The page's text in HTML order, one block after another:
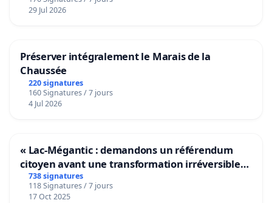
29 Jul 2026
Préserver intégralement le Marais de la
Chaussée
220 signatures
160 Signatures / 7 jours
4 Jul 2026
« Lac-Mégantic : demandons un référendum
citoyen avant une transformation irréversible
de notre territoire »
738 signatures
118 Signatures / 7 jours
17 Oct 2025